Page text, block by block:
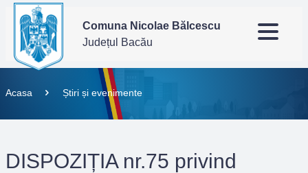
Comuna Nicolae Bălcescu
Județul Bacău
Acasa Știri și evenimente
DISPOZIȚIA nr.75 privind